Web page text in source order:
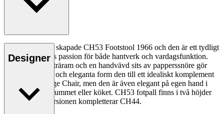
Hans J. Wegner skapade CH53 Footstool 1966 och den är ett tydligt
exempel på hans passion för både hantverk och vardagsfunktion.
Med en massiv träram och en handvävd sits av papperssnöre gör
fotpallens enkla och eleganta form den till ett idealiskt komplement
till CH44 Lounge Chair, men den är även elegant på egen hand i
korridoren, sovrummet eller köket. CH53 fotpall finns i två höjder
och den låga versionen kompletterar CH44.
Designer